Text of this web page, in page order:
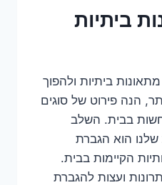
ביתיות
ביתיות ולהפוך
הנה פירוט של סוגים
בבית. השלב
שלנו הוא הגברת
הקיימות בבית.
ועצות להגברת